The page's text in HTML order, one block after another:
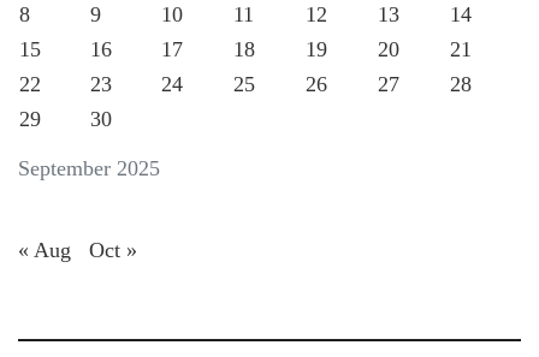
September 2025
8
9 10 11 12 13
14
15
16 17 18 19 20
21
22
23 24 25 26 27
28
29
30
« Aug Oct »